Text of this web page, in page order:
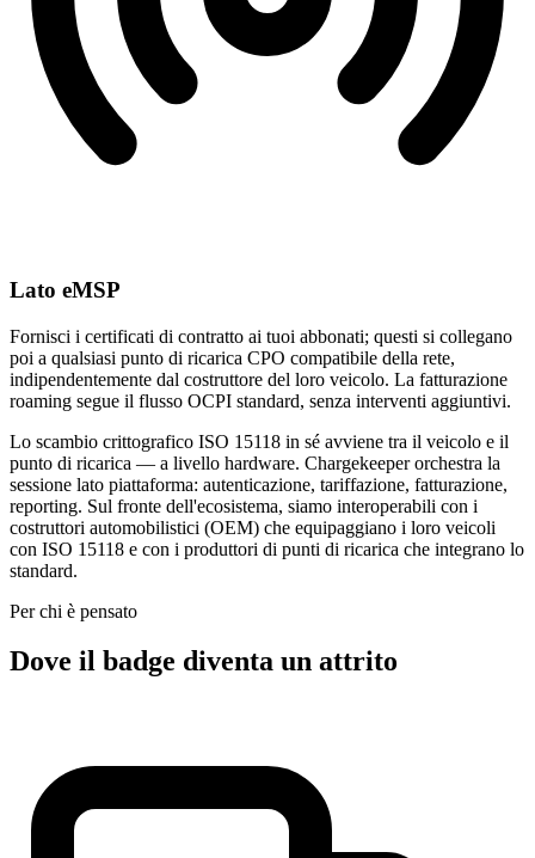
Lato eMSP
Fornisci i certificati di contratto ai tuoi abbonati; questi si collegano
poi a qualsiasi punto di ricarica CPO compatibile della rete,
indipendentemente dal costruttore del loro veicolo. La fatturazione
roaming segue il flusso OCPI standard, senza interventi aggiuntivi.
Lo scambio crittografico ISO 15118 in sé avviene tra il veicolo e il
punto di ricarica — a livello hardware. Chargekeeper orchestra la
sessione lato piattaforma: autenticazione, tariffazione, fatturazione,
reporting. Sul fronte dell'ecosistema, siamo interoperabili con i
costruttori automobilistici (OEM) che equipaggiano i loro veicoli
con ISO 15118 e con i produttori di punti di ricarica che integrano lo
standard.
Per chi è pensato
Dove il badge diventa un attrito